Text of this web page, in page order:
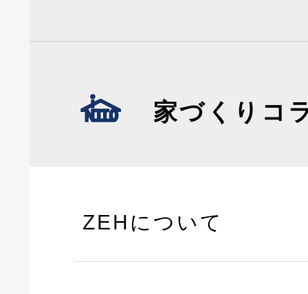
家づくりコ
ZEHについて